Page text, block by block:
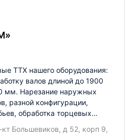
ТТХ нашего оборудования:
валов длиной до 1900
разной конфигурации,
обработка торцевых
габарита до
Большевиков, д 52, корп 9,